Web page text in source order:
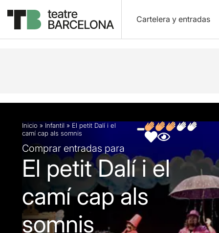
Cartelera y entradas
Descripción Ficha artística Fotos y vídeos
Inicio » Infantil » El petit Dalí i el
camí cap als somnis
Comprar entradas para
El petit Dalí i el
camí cap als
somnis